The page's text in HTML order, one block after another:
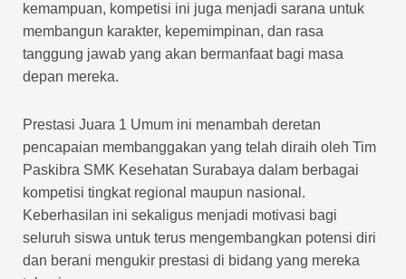
kemampuan, kompetisi ini juga menjadi sarana untuk
membangun karakter, kepemimpinan, dan rasa
tanggung jawab yang akan bermanfaat bagi masa
depan mereka.
Prestasi Juara 1 Umum ini menambah deretan
pencapaian membanggakan yang telah diraih oleh Tim
Paskibra SMK Kesehatan Surabaya dalam berbagai
kompetisi tingkat regional maupun nasional.
Keberhasilan ini sekaligus menjadi motivasi bagi
seluruh siswa untuk terus mengembangkan potensi diri
dan berani mengukir prestasi di bidang yang mereka